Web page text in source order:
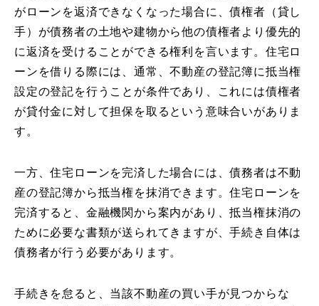
がローンを返済できなくなった場合に、債権者（貸し
手）が債務者の土地や建物から他の債権者より優先的
に返済を受けることができる権利を言います。住宅ロ
ーンを借りる際には、通常、不動産の登記簿に抵当権
設定の登記を行うことが条件であり、これには債権者
が貸付金に対して担保を取るという意味合いがありま
す。
一方、住宅ローンを完済した場合には、債務者は不動
産の登記簿から抵当権を抹消できます。住宅ローンを
完済すると、金融機関から案内があり、抵当権抹消の
ために必要な書類が送られてきますが、手続き自体は
債務者が行う必要があります。
手続きを怠ると、当該不動産の買い手が見つからな